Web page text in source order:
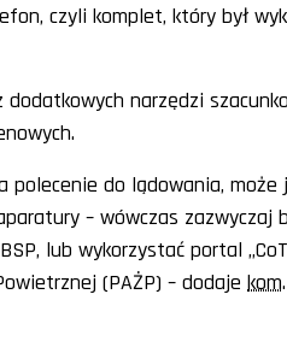
czyli komplet, który był
narzędzi
do lądowania, może
– wówczas zazwyczaj
lub wykorzystać portal
(PAŻP) – dodaje kom